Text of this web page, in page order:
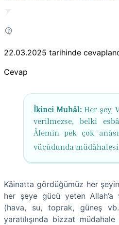
22.03.2025 tarihinde
Cevap
İkinci Muhâl: Her şey,
verilmezse, belki
Âlemin pek çok
vücûdunda
Kâinatta gördüğümüz her
her şeye gücü yeten Allah’a
(hava, su, toprak, güneş
yaratılışında bizzat